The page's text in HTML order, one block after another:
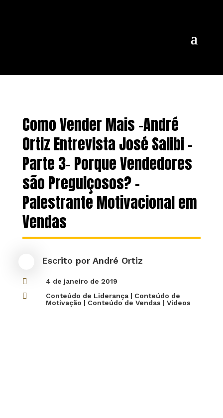
Como Vender Mais -André
Ortiz Entrevista José Salibi -
Parte 3- Porque Vendedores
são Preguiçosos? –
Palestrante Motivacional em
Vendas
Escrito por André Ortiz
 4 de janeiro de 2019
 Conteúdo de Liderança| Conteúdo de
Motivação | Conteúdo de Vendas | Videos